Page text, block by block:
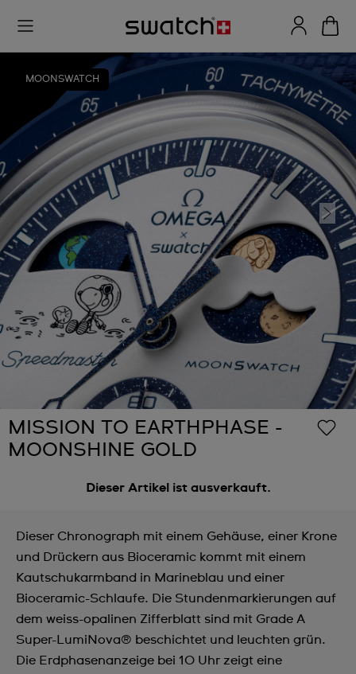
MOONSWATCH
MISSION TO EARTHPHASE -
MOONSHINE GOLD
Dieser Artikel ist ausverkauft.
Dieser Chronograph mit einem Gehäuse, einer Krone
und Drückern aus Bioceramic kommt mit einem
Kautschukarmband in Marineblau und einer
Bioceramic-Schlaufe. Die Stundenmarkierungen auf
dem weiss-opalinen Zifferblatt sind mit Grade A
Super-LumiNova® beschichtet und leuchten grün.
Die Erdphasenanzeige bei 10 Uhr zeigt eine